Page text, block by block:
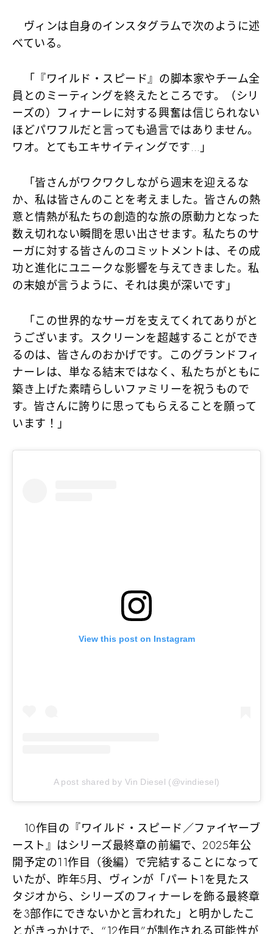
ヴィンは自身のインスタグラムで次のように述
べている。
「『ワイルド・スピード』の脚本家やチーム全
員とのミーティングを終えたところです。（シリ
ーズの）フィナーレに対する興奮は信じられない
ほどパワフルだと言っても過言ではありません。
ワオ。とてもエキサイティングです…」
「皆さんがワクワクしながら週末を迎えるな
か、私は皆さんのことを考えました。皆さんの熱
意と情熱が私たちの創造的な旅の原動力となった
数え切れない瞬間を思い出させます。私たちのサ
ーガに対する皆さんのコミットメントは、その成
功と進化にユニークな影響を与えてきました。私
の末娘が言うように、それは奥が深いです」
「この世界的なサーガを支えてくれてありがと
うございます。スクリーンを超越することができ
るのは、皆さんのおかげです。このグランドフィ
ナーレは、単なる結末ではなく、私たちがともに
築き上げた素晴らしいファミリーを祝うもので
す。皆さんに誇りに思ってもらえることを願って
います！」
View this post on Instagram
A post shared by Vin Diesel (@vindiesel)
10作目の『ワイルド・スピード／ファイヤーブ
ースト』はシリーズ最終章の前編で、2025年公
開予定の11作目（後編）で完結することになって
いたが、昨年5月、ヴィンが「パート1を見たス
タジオから、シリーズのフィナーレを飾る最終章
を3部作にできないかと言われた」と明かしたこ
とがきっかけで、 “12作目”が制作される可能性が